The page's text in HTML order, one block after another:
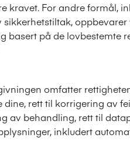
kravet. For andre formål,
oppbevarer
basert på de lovbestemte
omfatter
rett til korrigering av
av behandling, rett til
inkludert